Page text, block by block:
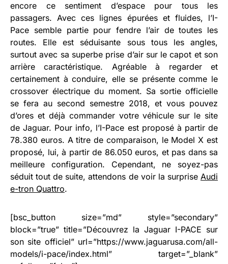
encore ce sentiment d’espace pour tous les
passagers. Avec ces lignes épurées et fluides, l’I-
Pace semble partie pour fendre l’air de toutes les
routes. Elle est séduisante sous tous les angles,
surtout avec sa superbe prise d’air sur le capot et son
arrière caractéristique. Agréable à regarder et
certainement à conduire, elle se présente comme le
crossover électrique du moment. Sa sortie officielle
se fera au second semestre 2018, et vous pouvez
d’ores et déjà commander votre véhicule sur le site
de Jaguar. Pour info, l’I-Pace est proposé à partir de
78.380 euros. A titre de comparaison, le Model X est
proposé, lui, à partir de 86.050 euros, et pas dans sa
meilleure configuration. Cependant, ne soyez-pas
séduit tout de suite, attendons de voir la surprise Audi
e-tron Quattro.
[bsc_button size=”md” style=”secondary”
block=”true” title=”Découvrez la Jaguar I-PACE sur
son site officiel” url=”https://www.jaguarusa.com/all-
models/i-pace/index.html” target=”_blank”